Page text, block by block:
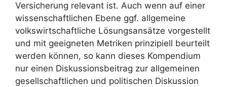
Versicherung relevant ist. Auch wenn auf einer
wissenschaftlichen Ebene ggf. allgemeine
volkswirtschaftliche Lösungsansätze vor­gestellt
und mit geeigneten Metriken prinzipiell beurteilt
werden können, so kann dieses Kompendium
nur einen Diskussionsbeitrag zur allgemeinen
gesellschaftlichen und politi­schen Diskussion